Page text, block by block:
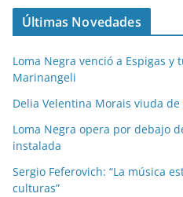
Últimas Novedades
Loma Negra venció a Espigas
Marinangeli
Delia Velentina Morais viuda de
Loma Negra opera por debajo
instalada
Sergio Feferovich: “La música
culturas”